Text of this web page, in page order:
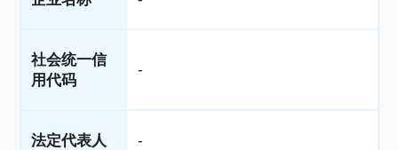
社会统一信
用代码
-
法定代表人 -